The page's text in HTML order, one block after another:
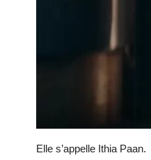
Elle s’appelle Ithia Paan.